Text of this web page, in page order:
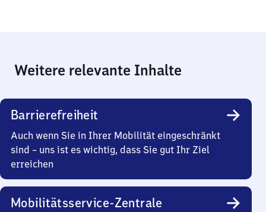
Weitere relevante Inhalte
Barrierefreiheit
Auch wenn Sie in Ihrer Mobilität eingeschränkt
sind – uns ist es wichtig, dass Sie gut Ihr Ziel
erreichen
Mobilitätsservice-Zentrale